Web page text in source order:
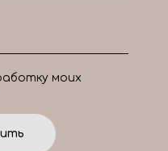
моих